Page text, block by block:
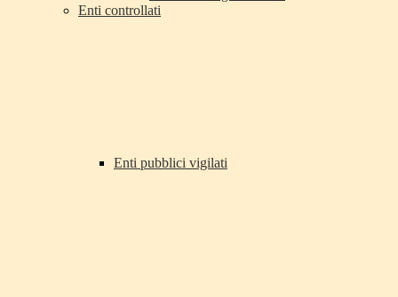
Enti controllati
Enti pubblici vigilati